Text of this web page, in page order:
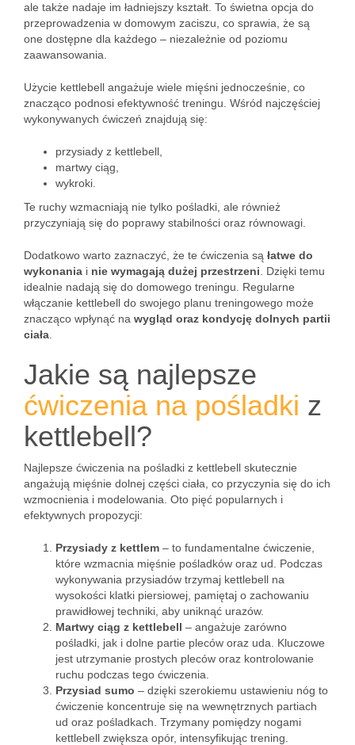
ale także nadaje im ładniejszy kształt. To świetna opcja do
przeprowadzenia w domowym zaciszu, co sprawia, że są
one dostępne dla każdego – niezależnie od poziomu
zaawansowania.
Użycie kettlebell angażuje wiele mięśni jednocześnie, co
znacząco podnosi efektywność treningu. Wśród najczęściej
wykonywanych ćwiczeń znajdują się:
przysiady z kettlebell,
martwy ciąg,
wykroki.
Te ruchy wzmacniają nie tylko pośladki, ale również
przyczyniają się do poprawy stabilności oraz równowagi.
Dodatkowo warto zaznaczyć, że te ćwiczenia są łatwe do
wykonania i nie wymagają dużej przestrzeni . Dzięki temu
idealnie nadają się do domowego treningu. Regularne
włączanie kettlebell do swojego planu treningowego może
znacząco wpłynąć na wygląd oraz kondycję dolnych partii
ciała
Jakie są najlepsze
ćwiczenia na pośladki z
kettlebell?
Najlepsze ćwiczenia na pośladki z kettlebell skutecznie
angażują mięśnie dolnej części ciała, co przyczynia się do ich
wzmocnienia i modelowania. Oto pięć popularnych i
efektywnych propozycji:
Przysiady z kettlem – to fundamentalne ćwiczenie,
które wzmacnia mięśnie pośladków oraz ud. Podczas
wykonywania przysiadów trzymaj kettlebell na
wysokości klatki piersiowej, pamiętaj o zachowaniu
prawidłowej techniki, aby uniknąć urazów.
Martwy ciąg z kettlebell – angażuje zarówno
pośladki, jak i dolne partie pleców oraz uda. Kluczowe
jest utrzymanie prostych pleców oraz kontrolowanie
ruchu podczas tego ćwiczenia.
Przysiad sumo – dzięki szerokiemu ustawieniu nóg to
ćwiczenie koncentruje się na wewnętrznych partiach
ud oraz pośladkach. Trzymany pomiędzy nogami
kettlebell zwiększa opór, intensyfikując trening.